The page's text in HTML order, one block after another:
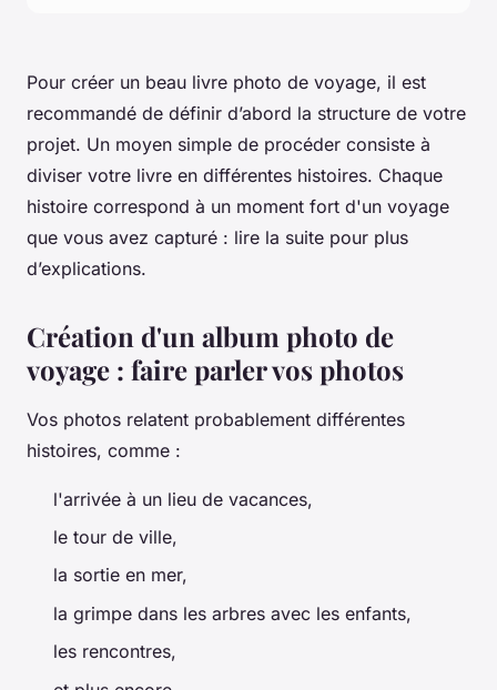
Pour créer un beau livre photo de voyage, il est
recommandé de définir d’abord la structure de votre
projet. Un moyen simple de procéder consiste à
diviser votre livre en différentes histoires. Chaque
histoire correspond à un moment fort d'un voyage
que vous avez capturé : lire la suite pour plus
d’explications.
Création d'un album photo de
voyage : faire parler vos photos
Vos photos relatent probablement différentes
histoires, comme :
l'arrivée à un lieu de vacances,
le tour de ville,
la sortie en mer,
la grimpe dans les arbres avec les enfants,
les rencontres,